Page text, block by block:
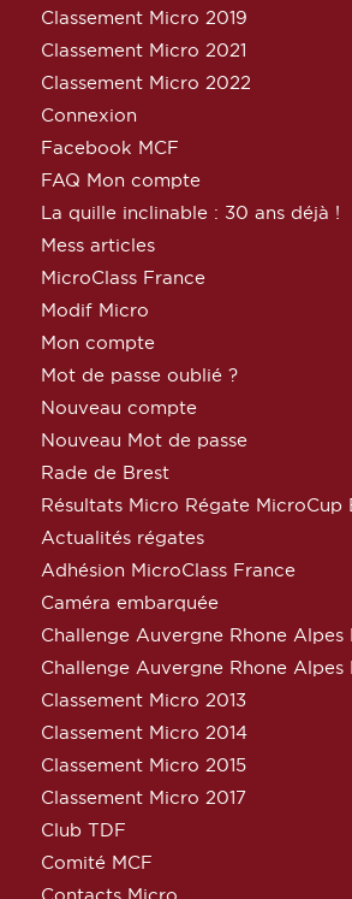
Classement Micro 2019
Classement Micro 2021
Classement Micro 2022
Connexion
Facebook MCF
FAQ Mon compte
La quille inclinable : 30 ans déjà !
Mess articles
MicroClass France
Modif Micro
Mon compte
Mot de passe oublié ?
Nouveau compte
Nouveau Mot de passe
Rade de Brest
Résultats Micro Régate MicroCup
Actualités régates
Adhésion MicroClass France
Caméra embarquée
Challenge Auvergne Rhone Alpes
Challenge Auvergne Rhone Alpes
Classement Micro 2013
Classement Micro 2014
Classement Micro 2015
Classement Micro 2017
Club TDF
Comité MCF